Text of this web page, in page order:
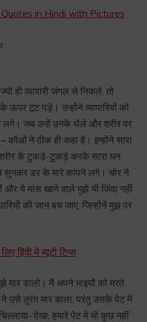
in Hindi with Pictures
ज्यों ही व्यापारी जंगल से निकले, तो
ऊपर टूट पड़े। उन्होंने व्यापारियों को
लगे। जब उन्हें उनके थैले और शरीर पर
कौओं ने ठीक ही कहा है। इन्होंने सारा
के टुकड़े-टुकड़े करके सारा धन
सुनकर डर के मारे कांपने लगे। चोर ने
और ये मांस खाने वाले मुझे भी जिंदा नहीं
की जान बच जाए, जिन्होंने मुझ पर
हिंदी में ब्यूटी टिप्स
मार डालो। मैं अपने भाइयों को मरते
ने उसे तुरंत मार डाला, परंतु उसके पेट में
‘देखा, हमारे पेट में भी कुछ नहीं